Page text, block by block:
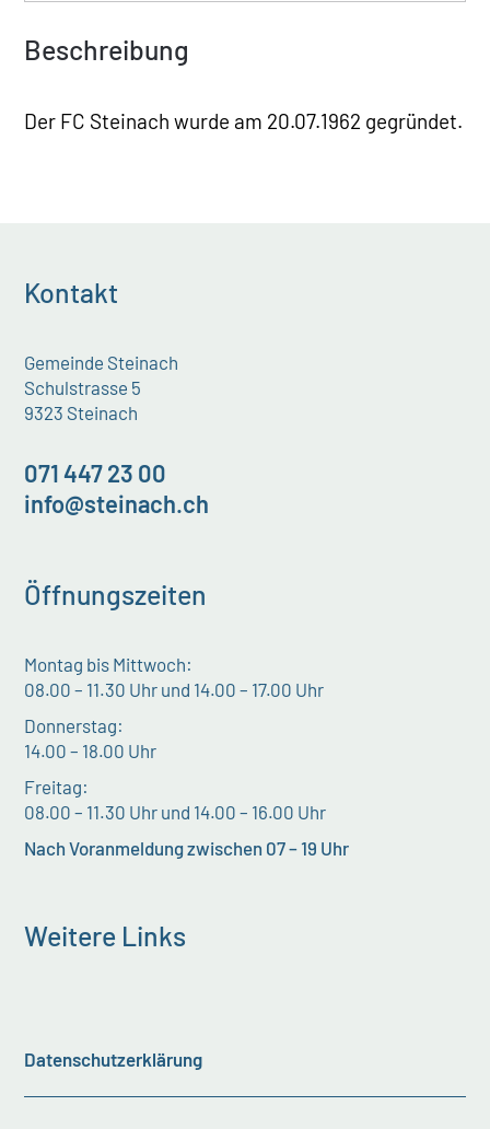
Beschreibung
Der FC Steinach wurde am 20.07.1962 gegründet.
Kontakt
Gemeinde Steinach
Schulstrasse 5
9323 Steinach
071 447 23 00
info@steinach.ch
Öffnungszeiten
Montag bis Mittwoch:
08.00 – 11.30 Uhr und 14.00 – 17.00 Uhr
Donnerstag:
14.00 – 18.00 Uhr
Freitag:
08.00 – 11.30 Uhr und 14.00 – 16.00 Uhr
Nach Voranmeldung zwischen 07 – 19 Uhr
Weitere Links
Datenschutzerklärung